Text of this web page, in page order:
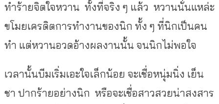
ทำร้ายจิตใจหวาน ทั้งที่จริง ๆ แล้ว หวานนั่นแหล่ะ
ขโมยเครดิตการทำงานของนิก ทั้ง ๆ ที่นิกเป็นคน
ทำ แต่หวานอวดอ้างผลงานนั้น จนนิกไม่พอใจ
เวลานั้นบีมเริ่มเอะใจเล็กน้อย จะเชื่อหนุ่มนิ่ง เย็น
ชา ปากร้ายอย่างนิก หรือจะเชื่อสาวสวยน่าสงสาร